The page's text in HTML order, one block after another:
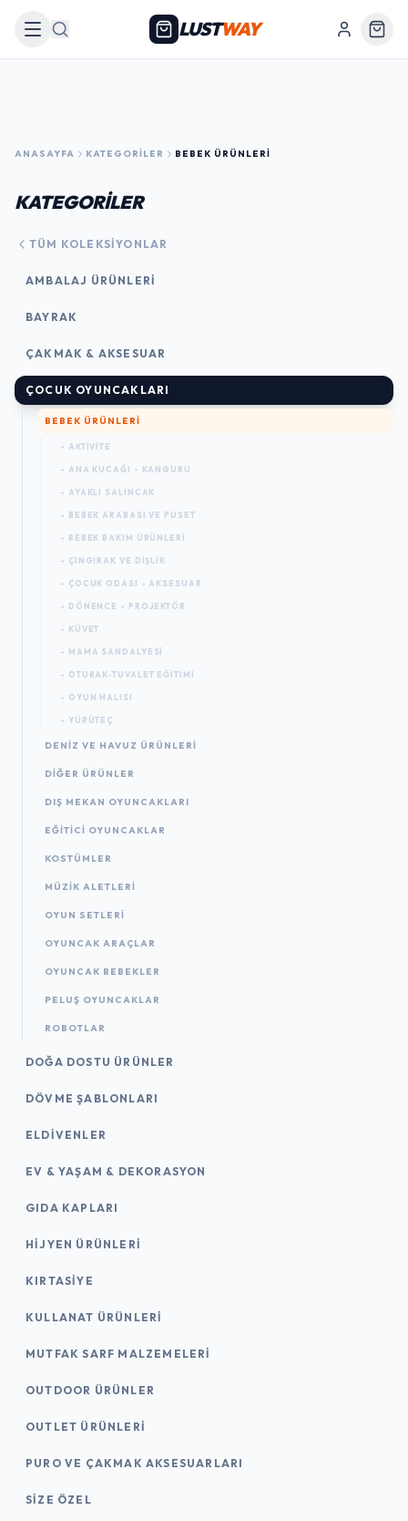
Arama LUSTWAY
ANASAYFA KATEGORILER BEBEK ÜRÜNLERI
KATEGORİLER
TÜM KOLEKSIYONLAR
AMBALAJ ÜRÜNLERI
BAYRAK
ÇAKMAK & AKSESUAR
ÇOCUK OYUNCAKLARI
BEBEK ÜRÜNLERI
- AKTIVITE
- ANA KUCAĞI - KANGURU
- AYAKLI SALINCAK
- BEBEK ARABASI VE PUSET
- BEBEK BAKIM ÜRÜNLERI
- ÇINGIRAK VE DIŞLIK
- ÇOCUK ODASI - AKSESUAR
- DÖNENCE - PROJEKTÖR
- KÜVET
- MAMA SANDALYESI
- OTURAK-TUVALET EĞITIMI
- OYUN HALISI
- YÜRÜTEÇ
DENIZ VE HAVUZ ÜRÜNLERI
DIĞER ÜRÜNLER
DIŞ MEKAN OYUNCAKLARI
EĞITICI OYUNCAKLAR
KOSTÜMLER
MÜZIK ALETLERI
OYUN SETLERI
OYUNCAK ARAÇLAR
OYUNCAK BEBEKLER
PELUŞ OYUNCAKLAR
ROBOTLAR
DOĞA DOSTU ÜRÜNLER
DÖVME ŞABLONLARI
ELDIVENLER
EV & YAŞAM & DEKORASYON
GIDA KAPLARI
HIJYEN ÜRÜNLERI
KIRTASİYE
KULLANAT ÜRÜNLERI
MUTFAK SARF MALZEMELERI
OUTDOOR ÜRÜNLER
OUTLET ÜRÜNLERI
PURO VE ÇAKMAK AKSESUARLARI
SIZE ÖZEL